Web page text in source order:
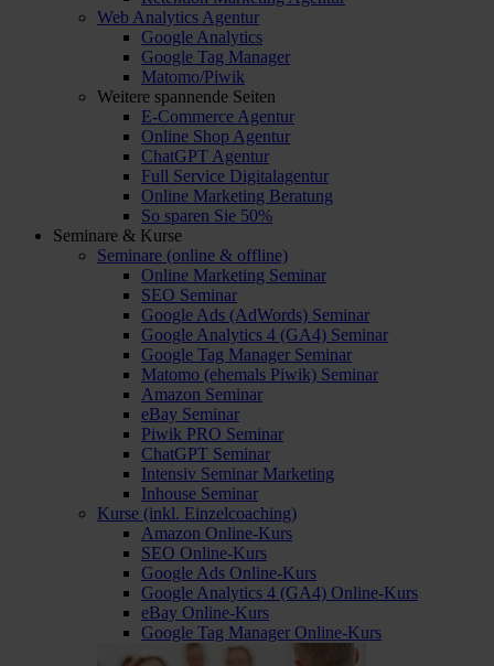
Web Analytics Agentur
Google Analytics
Google Tag Manager
Matomo/Piwik
Weitere spannende Seiten
E-Commerce Agentur
Online Shop Agentur
ChatGPT Agentur
Full Service Digitalagentur
Online Marketing Beratung
So sparen Sie 50%
Seminare & Kurse
Seminare (online & offline)
Online Marketing Seminar
SEO Seminar
Google Ads (AdWords) Seminar
Google Analytics 4 (GA4) Seminar
Google Tag Manager Seminar
Matomo (ehemals Piwik) Seminar
Amazon Seminar
eBay Seminar
Piwik PRO Seminar
ChatGPT Seminar
Intensiv Seminar Marketing
Inhouse Seminar
Kurse (inkl. Einzelcoaching)
Amazon Online-Kurs
SEO Online-Kurs
Google Ads Online-Kurs
Google Analytics 4 (GA4) Online-Kurs
eBay Online-Kurs
Google Tag Manager Online-Kurs